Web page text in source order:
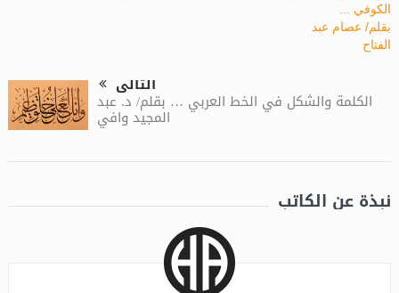
التالى
الكلمة والشكل في الخط العربي … بقلم/ د. عبد
المجيد وافي
نبذة عن الكاتب